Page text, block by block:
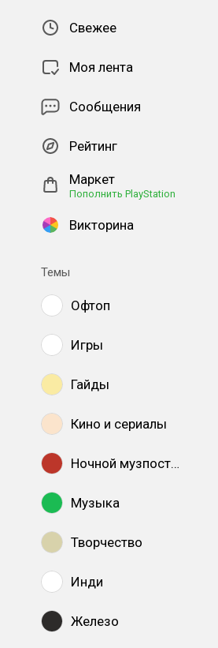
Свежее
Моя лента
Сообщения
Рейтинг
Маркет
Пополнить PlayStation
Викторина
Темы
Офтоп
Игры
Гайды
Кино и сериалы
Ночной музпостинг
Музыка
Творчество
Инди
Железо